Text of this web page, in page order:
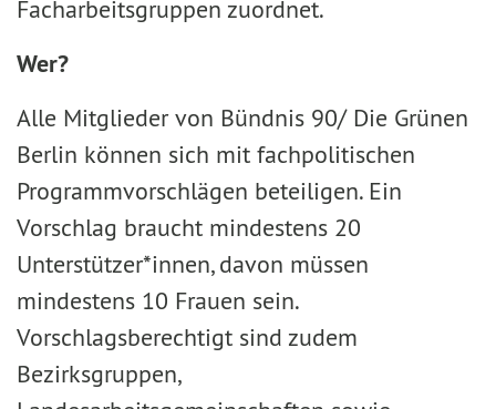
Facharbeitsgruppen zuordnet.
Wer?
Alle Mitglieder von Bündnis 90/ Die Grünen
Berlin können sich mit fachpolitischen
Programmvorschlägen beteiligen. Ein
Vorschlag braucht mindestens 20
Unterstützer*innen, davon müssen
mindestens 10 Frauen sein.
Vorschlagsberechtigt sind zudem
Bezirksgruppen,